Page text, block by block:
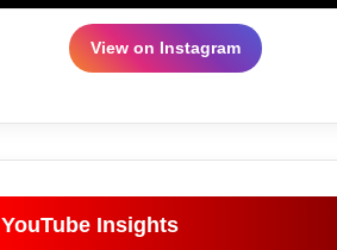
View on Instagram
YouTube Insights